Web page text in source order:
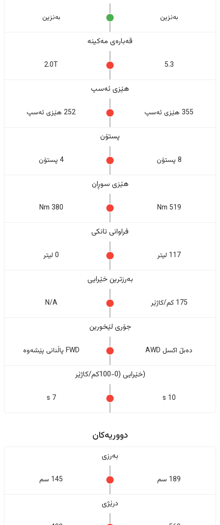
بەنزین بەنزین
قەبارەی مەکینە
5.3
2.0T
هێزی ئەسپ
355 هێزی ئەسپ 252 هێزی ئەسپ
پستۆن
8 پستۆن 4 پستۆن
هێزی سوڕان
519 Nm
380 Nm
فراوانی تانکی
117 لیتر 0 لیتر
بەرزترین خێرایی
175 کم/کاژێر N/A
جۆری لێخورین
دەبڵ اکسل AWD FWD پاڵنانی پێشەوە
(خێرایی (0-100کم/کاژێر
10 s
7 s
دووریەکان
بەرزی
189 سم 145 سم
درێژی